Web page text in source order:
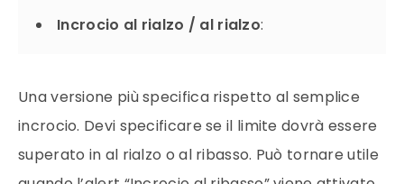
Incrocio al rialzo / al rialzo:
Una versione più specifica rispetto al semplice
incrocio. Devi specificare se il limite dovrà essere
superato in al rialzo o al ribasso. Può tornare utile